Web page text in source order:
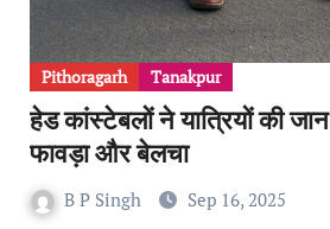
Pithoragarh Tanakpur
हेड कांस्टेबलों ने यात्रियों की
फावड़ा और बेलचा
B P Singh Sep 16, 2025